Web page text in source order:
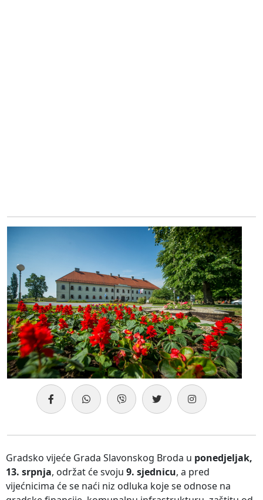
Gradsko vijeće Grada Slavonskog Broda u ponedjeljak,
13. srpnja, održat će svoju 9. sjednicu, a pred
vijećnicima će se naći niz odluka koje se odnose na